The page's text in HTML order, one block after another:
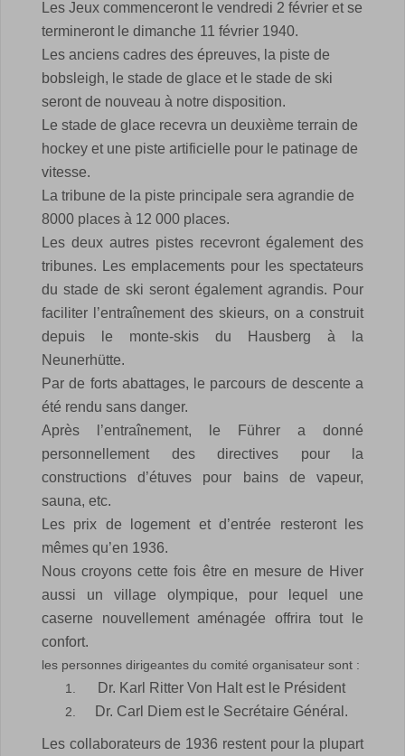
Les Jeux commenceront le vendredi 2 février et se
termineront le dimanche 11 février 1940.
Les anciens cadres des épreuves, la piste de
bobsleigh, le stade de glace et le stade de ski
seront de nouveau à notre disposition.
Le stade de glace recevra un deuxième terrain de
hockey et une piste artificielle pour le patinage de
vitesse.
La tribune de la piste principale sera agrandie de
8000 places à 12 000 places.
Les deux autres pistes recevront également des
tribunes. Les emplacements pour les spectateurs
du stade de ski seront également agrandis. Pour
faciliter l’entraînement des skieurs, on a construit
depuis le monte-skis du Hausberg à la
Neunerhütte.
Par de forts abattages, le parcours de descente a
été rendu sans danger.
Après l’entraînement, le Führer a donné
personnellement des directives pour la
constructions d’étuves pour bains de vapeur,
sauna, etc.
Les prix de logement et d’entrée resteront les
mêmes qu’en 1936.
Nous croyons cette fois être en mesure de Hiver
aussi un village olympique, pour lequel une
caserne nouvellement aménagée offrira tout le
confort.
les personnes dirigeantes du comité organisateur sont :
Dr. Karl Ritter Von Halt est le Président
Dr. Carl Diem est le Secrétaire Général.
Les collaborateurs de 1936 restent pour la plupart